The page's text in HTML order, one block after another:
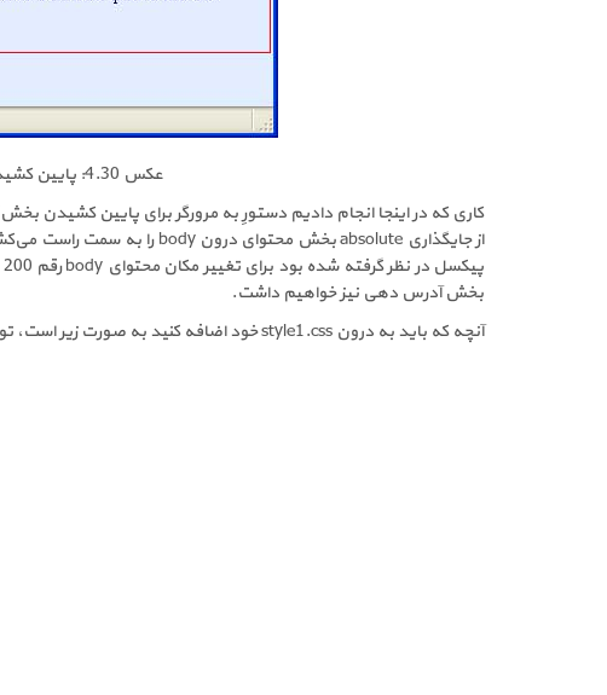
عکس 4.30: پایین کشیدن بخش آدرس دهی و محتوا به مقدار 120 پیکسل، برای بیرون کشیدن بخش عنوان
بخش آدرس دهی نیز خواهیم داشت.
آنچه که باید به درون style1.css خود اضافه کنید به صورت زیر است، توجه داشته باشید که تمامی جایگذاری‌های پیشین را نیز از نو برای شما در کد زیر آورده ایم: